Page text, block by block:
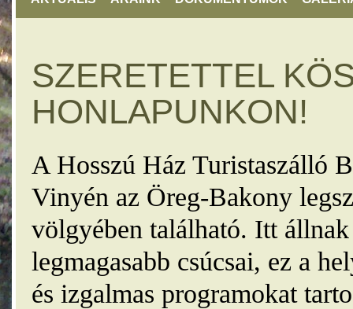
SZERETETTEL
HONLAPUNKON!
A Hosszú Ház Turistaszálló
Vinyén az Öreg-Bakony
völgyében található. Itt
legmagasabb csúcsai, ez a
és izgalmas programokat